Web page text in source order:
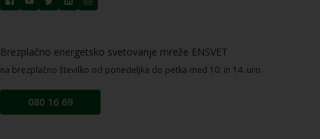
Brezplačno energetsko svetovanje mreže ENSVET
na brezplačno številko od ponedeljka do petka med 10. in 14. uro.
080 16 69